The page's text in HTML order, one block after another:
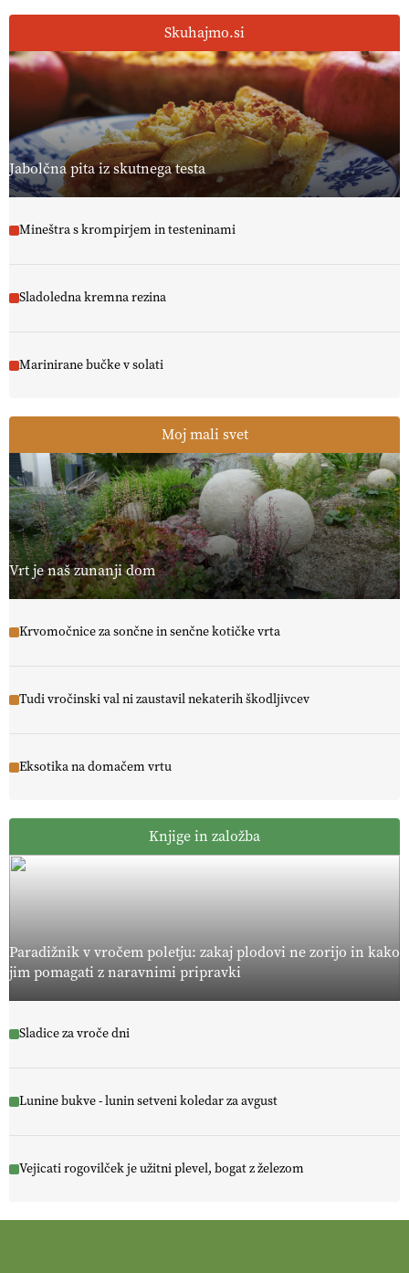
13.07.2026
[EKOloško = LOGIČNO ]
Ekološka reja kokoši skrbi za živali
, okolje
in kakovostna jajca . VEČ
https://t.co/PX49GVsP1M
@EUAgri #IMCAP #CAP https://t.co/a1xatzEeid
13.07.2026
Skuhajmo.si
Jabolčna pita iz skutnega testa
Mineštra s krompirjem in testeninami
Sladoledna kremna rezina
Marinirane bučke v solati
Moj mali svet
Vrt je naš zunanji dom
Krvomočnice za sončne in senčne kotičke vrta
Tudi vročinski val ni zaustavil nekaterih škodljivcev
Eksotika na domačem vrtu
Knjige in založba
Paradižnik v vročem poletju: zakaj plodovi ne zorijo in kako
jim pomagati z naravnimi pripravki
Sladice za vroče dni
Lunine bukve - lunin setveni koledar za avgust
Vejicati rogovilček je užitni plevel, bogat z železom